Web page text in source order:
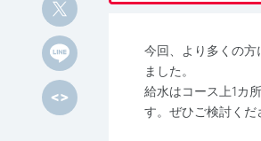
今回、より多くの
ました。
給水はコース上1カ
す。ぜひご検討くだ